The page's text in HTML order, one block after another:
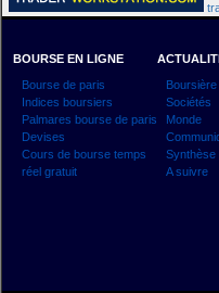
BOURSE EN LIGNE
Bourse de paris
Indices boursiers
Palmares bourse de paris
Devises
Cours de bourse temps
réel gratuit
Boursière
Sociétés
Monde
Synthèse
A suivre